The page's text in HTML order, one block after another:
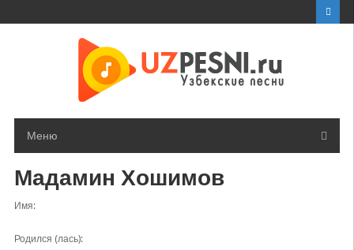
Меню
Мадамин Хошимов
Имя:
Родился (лась):